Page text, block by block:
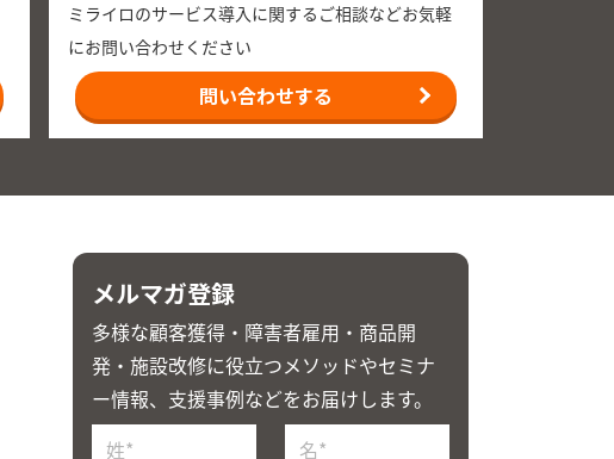
ミライロのサービス導入に関するご相談などお気軽
にお問い合わせください
問い合わせする
メルマガ登録
多様な顧客獲得・障害者雇用・商品開
発・施設改修に役立つメソッドやセミナ
ー情報、支援事例などをお届けします。